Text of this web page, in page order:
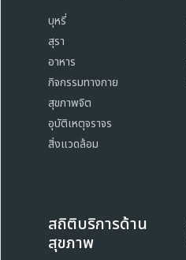
บุหรี่
สุรา
อาหาร
กิจกรรมทางกาย
สุขภาพจิต
อุบัติเหตุจราจร
สิ่งแวดล้อม
สถิติบริการด้าน
สุขภาพ